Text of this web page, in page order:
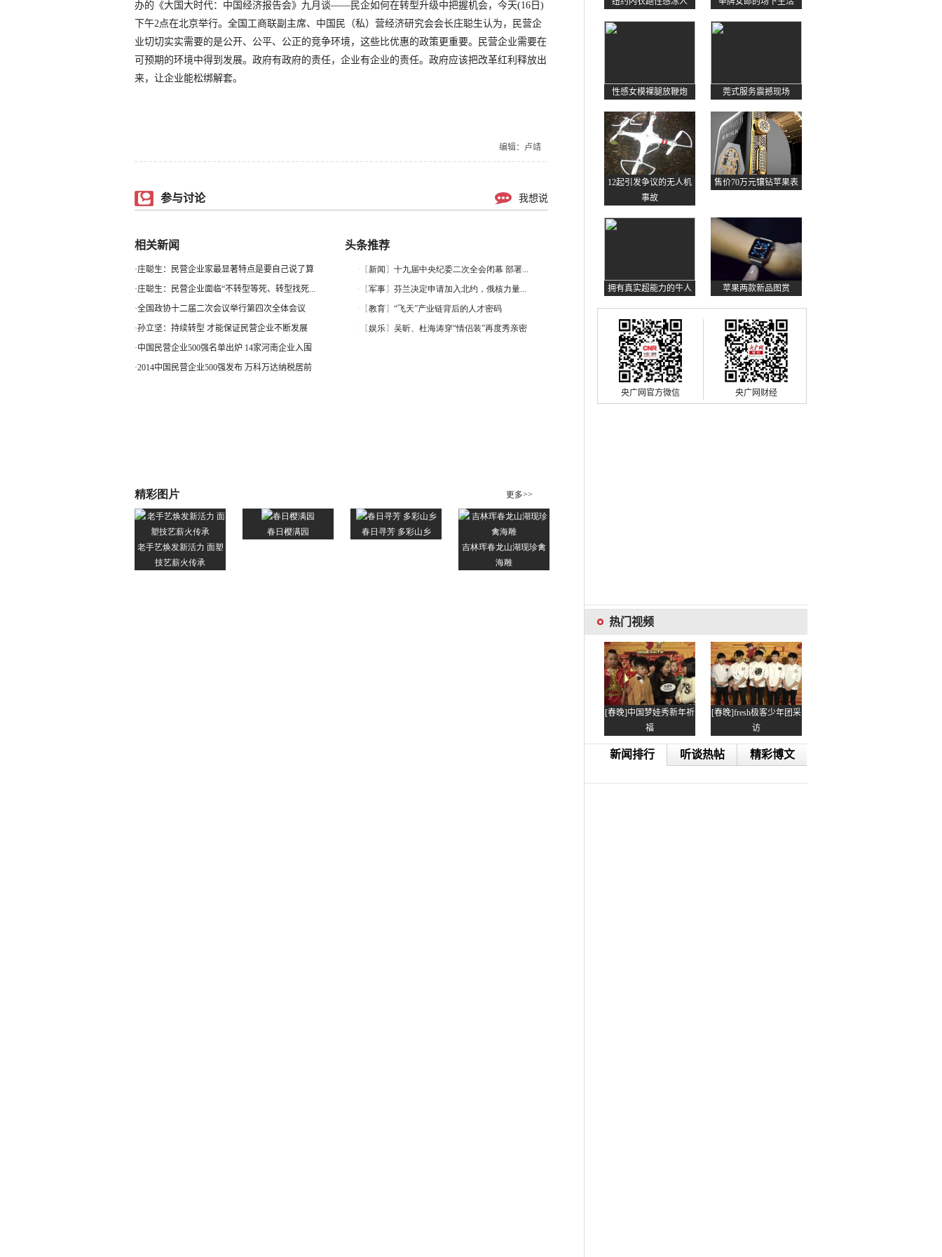
办的《大国大时代：中国经济报告会》九月谈——民企如何在转型升级中把握机会，今天(16日)
下午2点在北京举行。全国工商联副主席、中国民（私）营经济研究会会长庄聪生认为，民营企
业切切实实需要的是公开、公平、公正的竞争环境，这些比优惠的政策更重要。民营企业需要在
可预期的环境中得到发展。政府有政府的责任，企业有企业的责任。政府应该把改革红利释放出
来，让企业能松绑解套。
编辑：卢靖
参与讨论 我想说
相关新闻
·庄聪生：民营企业家最显著特点是要自己说了算
·庄聪生：民营企业面临“不转型等死、转型找死...
·全国政协十二届二次会议举行第四次全体会议
·孙立坚：持续转型 才能保证民营企业不断发展
·中国民营企业500强名单出炉 14家河南企业入围
·2014中国民营企业500强发布 万科万达纳税居前
头条推荐
性感女模裸腿放鞭炮 莞式服务震撼现场
12起引发争议的无人机
事故
售价70万元镶钻苹果表
拥有真实超能力的牛人 苹果两款新品图赏
央广网官方微信 央广网财经